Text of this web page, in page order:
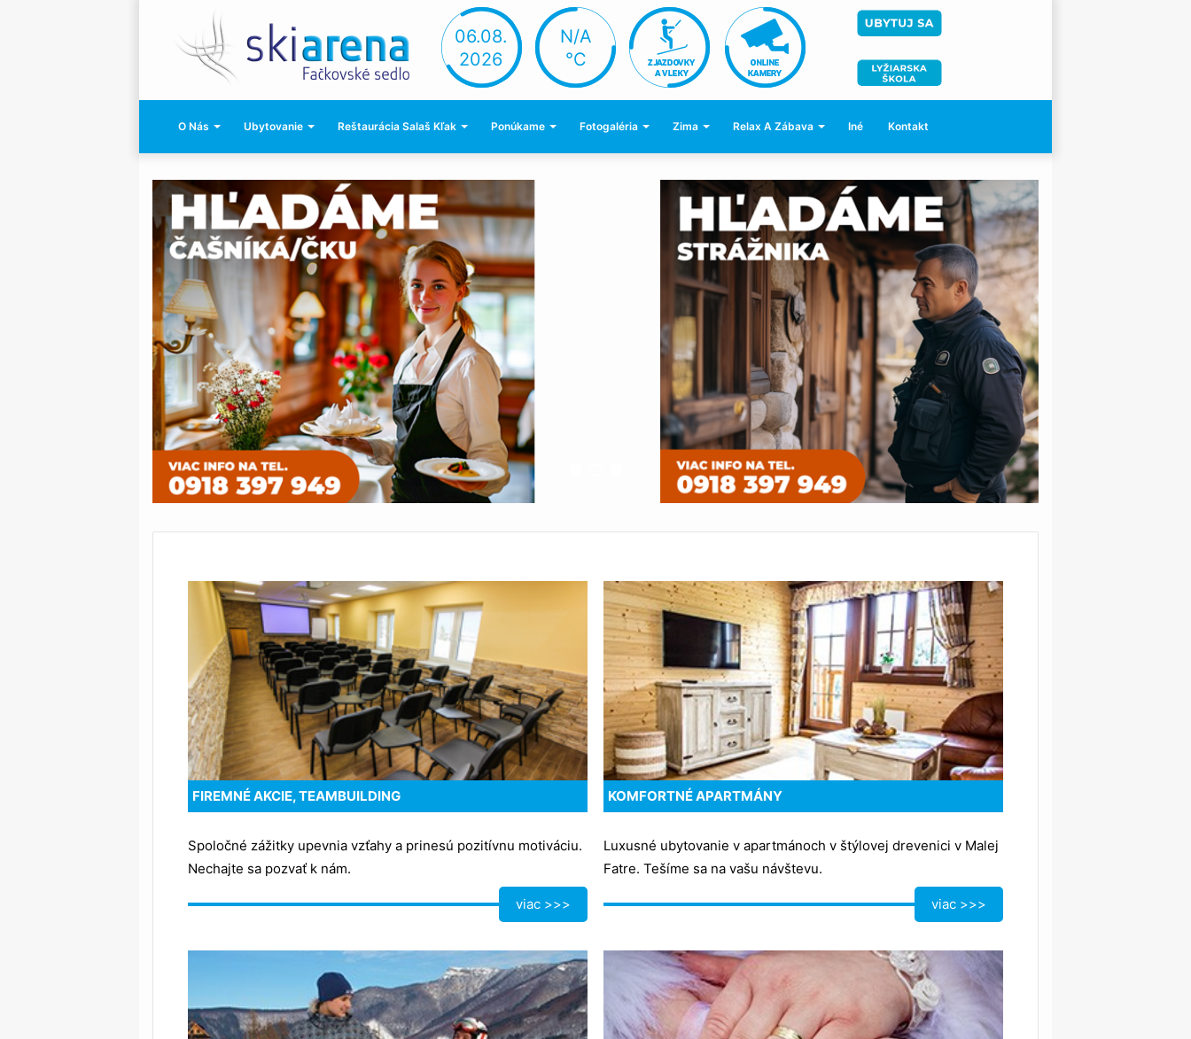
06.08.
2026
N/A
°C
O Nás Ubytovanie Reštaurácia Salaš Kľak Ponúkame Fotogaléria Zima Relax A Zábava Iné Kontakt
FIREMNÉ AKCIE, TEAMBUILDING
Spoločné zážitky upevnia vzťahy a prinesú pozitívnu motiváciu.
Nechajte sa pozvať k nám.
viac >>>
KOMFORTNÉ APARTMÁNY
Luxusné ubytovanie v apartmánoch v štýlovej drevenici v Malej
Fatre. Tešíme sa na vašu návštevu.
viac >>>